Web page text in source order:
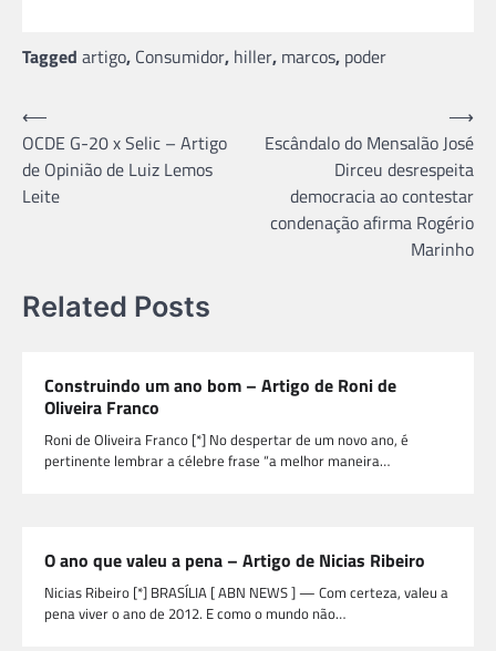
Tagged artigo, Consumidor, hiller, marcos, poder
Navegação
de
Post
⟵
OCDE G-20 x Selic – Artigo
de Opinião de Luiz Lemos
Leite
Escândalo do Mensalão José
Dirceu desrespeita
democracia ao contestar
condenação afirma Rogério
Marinho
⟶
Related Posts
Construindo um ano bom – Artigo de Roni de
Oliveira Franco
Roni de Oliveira Franco [*] No despertar de um novo ano, é
pertinente lembrar a célebre frase “a melhor maneira…
O ano que valeu a pena – Artigo de Nicias Ribeiro
Nicias Ribeiro [*] BRASÍLIA [ ABN NEWS ] — Com certeza, valeu a
pena viver o ano de 2012. E como o mundo não…